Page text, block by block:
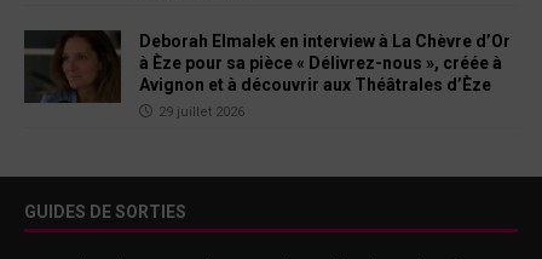
Deborah Elmalek en interview à La Chèvre d’Or
à Èze pour sa pièce « Délivrez-nous », créée à
Avignon et à découvrir aux Théâtrales d’Èze
29 juillet 2026
GUIDES DE SORTIES